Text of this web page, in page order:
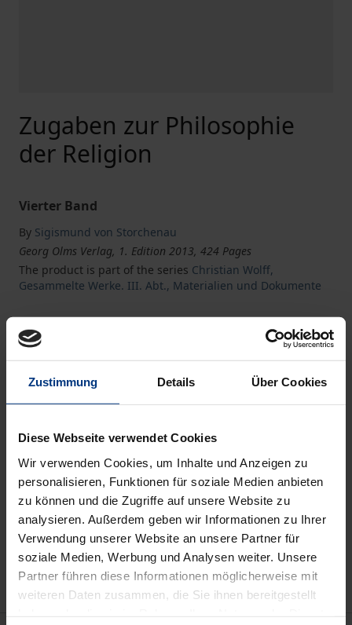
Zustimmung Details Über Cookies
Diese Webseite verwendet Cookies
Wir verwenden Cookies, um Inhalte und Anzeigen zu
personalisieren, Funktionen für soziale Medien anbieten
zu können und die Zugriffe auf unsere Website zu
analysieren. Außerdem geben wir Informationen zu Ihrer
Verwendung unserer Website an unsere Partner für
soziale Medien, Werbung und Analysen weiter. Unsere
Partner führen diese Informationen möglicherweise mit
weiteren Daten zusammen, die Sie ihnen bereitgestellt
Zugaben zur Philosophie
der Religion
Vierter Band
By Sigismund von Storchenau
Georg Olms Verlag, 1. Edition 2013, 424 Pages
The product is part of the series Christian Wolff,
Gesammelte Werke. III. Abt., Materialien und Dokumente
Book
€118.00
ISBN 978-3-487-14528-0
Available
Prices include VAT. Depending on the delivery address, VAT
may vary at checkout.
Add to Cart
Add to Wish List
Delivery cost notice